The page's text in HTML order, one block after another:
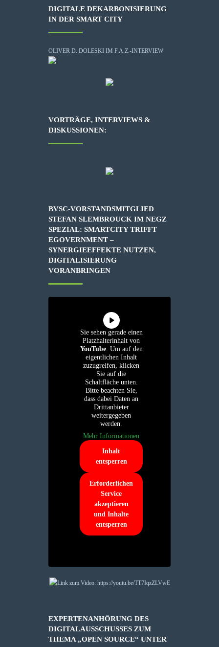
DIGITALE DEKARBONISIERUNG
IN DER SMART CITY
OLIVER D. DOLESKI IM F.A.Z.-INTERVIEW
VORTRÄGE, INTERVIEWS &
DISKUSSIONEN:
BVSC-VORSTANDSMITGLIED
STEFAN SLEMBROUCK IM NEGZ
SPEZIAL: SMARTCITY TRIFFT
EGOVERNMENT –
SYNERGIEEFFEKTE NUTZEN,
DIGITALISIERUNG
VORANBRINGEN
Sie sehen gerade einen
Platzhalterinhalt von
YouTube. Um auf den
eigentlichen Inhalt
zuzugreifen, klicken
Sie auf die
Schaltfläche unten.
Bitte beachten Sie,
dass dabei Daten an
Drittanbieter
weitergegeben
werden.
Mehr Informationen
Inhalt
entsperren
Erforderlichen
Service
akzeptieren
und Inhalte
entsperren
EXPERTENANHÖRUNG DES
DIGITALAUSSCHUSSES ZUM
THEMA „OPEN SOURCE“ UNTER